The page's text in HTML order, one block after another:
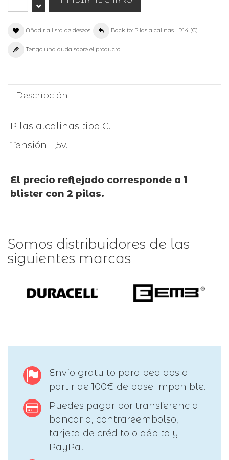
Añadir a lista de deseos Back to: Pilas alcalinas LR14 (C)
Tengo una duda sobre el producto
Descripción
Pilas alcalinas tipo C.
Tensión: 1,5v.
El precio reflejado corresponde a 1
blister con 2 pilas.
Somos distribuidores de las
siguientes marcas
Envío gratuito para pedidos a
partir de 100€ de base imponible.
Puedes pagar por transferencia
bancaria, contrareembolso,
tarjeta de crédito o débito y
PayPal